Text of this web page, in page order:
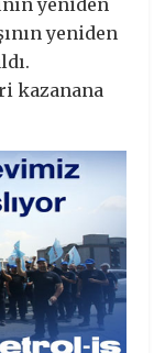
yeniden
kazanana